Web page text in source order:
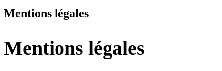
Mentions légales
Mentions légales